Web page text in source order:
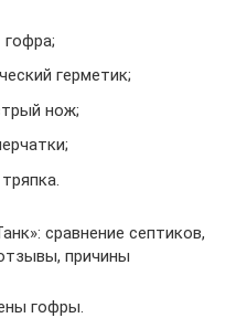
гофра;
герметик;
нож;
тряпка.
сравнение септиков,
причины
гофры.